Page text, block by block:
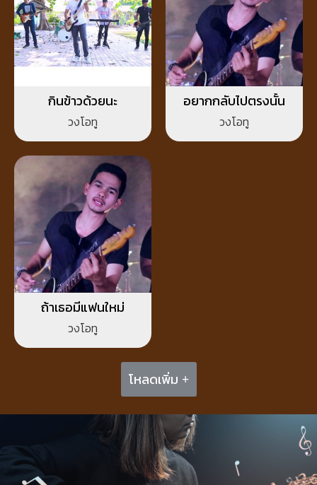
กินข้าวด้วยนะ
วงโอทู
อยากกลับไปตรงนั้น
วงโอทู
ถ้าเธอมีแฟนใหม่
วงโอทู
โหลดเพิ่ม +